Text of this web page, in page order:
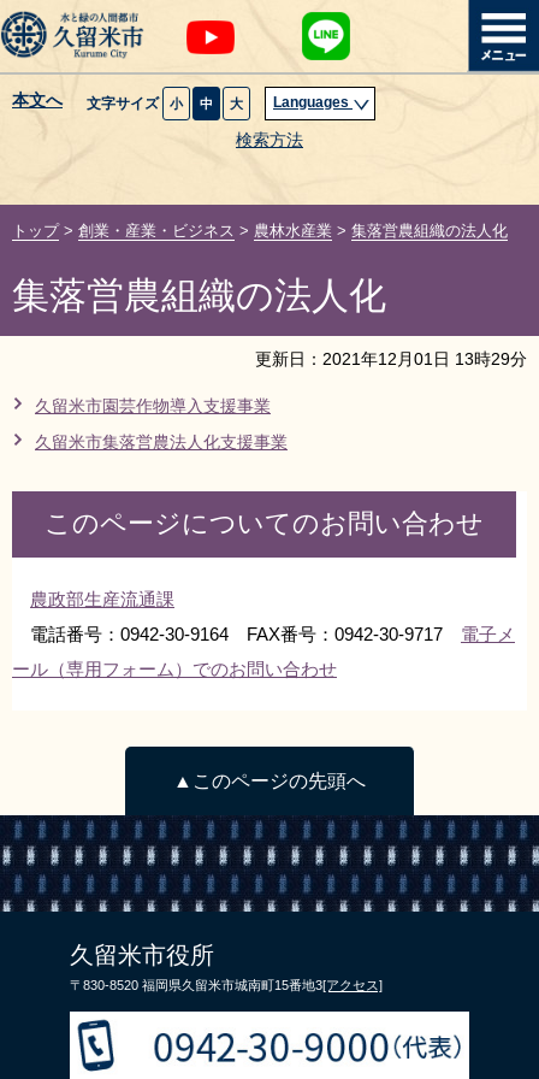
本文へ 文字サイズ 小 中 大 Languages
検索方法
暮らし・届出
健康・医療・福祉
観光魅力・イベント
計画・政策
サイトマップ 組織から探す
サイトについて
閉じる
トップ> 創業・産業・ビジネス > 農林水産業 > 集落営農組織の法人化
集落営農組織の法人化
更新日： 2021年12 月01 日 13時29分
久留米市園芸作物導入支援事業
久留米市集落営農法人化支援事業
このページについてのお問い合わせ
農政部生産流通課
電話番号：0942-30-9164 FAX番号：0942-30-9717 電子メ
ール（専用フォーム）でのお問い合わせ
▲このページの先頭へ
久留米市役所
〒830-8520 福岡県久留米市城南町15番地3[アクセス]